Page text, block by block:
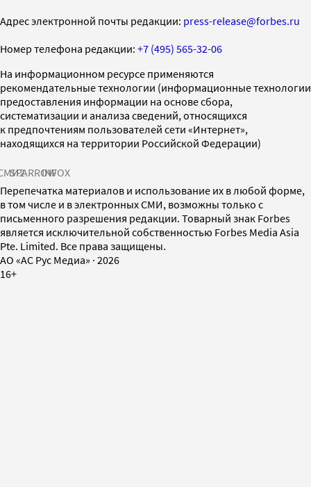
Адрес электронной почты редакции: press-release@forbes.ru
Номер телефона редакции: +7 (495) 565-32-06
На информационном ресурсе применяются
рекомендательные технологии (информационные технологии
предоставления информации на основе сбора,
систематизации и анализа сведений, относящихся
к предпочтениям пользователей сети «Интернет»,
находящихся на территории Российской Федерации)
SPARROWINFOX
Перепечатка материалов и использование их в любой форме,
в том числе и в электронных СМИ, возможны только с
письменного разрешения редакции. Товарный знак Forbes
является исключительной собственностью Forbes Media Asia
Pte. Limited. Все права защищены.
AO «АС Рус Медиа» · 2026
16+